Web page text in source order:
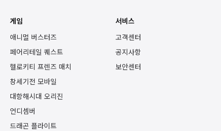
게임
애니멀 버스터즈
페어리테일 퀘스트
헬로키티 프렌즈 매치
창세기전 모바일
대항해시대 오리진
언디셈버
드래곤 플라이트
서비스
고객센터
공지사항
보안센터